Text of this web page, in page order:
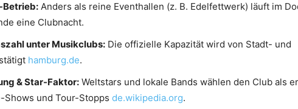
Betrieb: Anders als reine Eventhallen (z. B. Edelfettwerk) läuft im
eine Clubnacht.
unter Musikclubs: Die offizielle Kapazität wird von Stadt- und
hamburg.de.
& Star-Faktor: Weltstars und lokale Bands wählen den Club als
Shows und Tour-Stopps de.wikipedia.org.